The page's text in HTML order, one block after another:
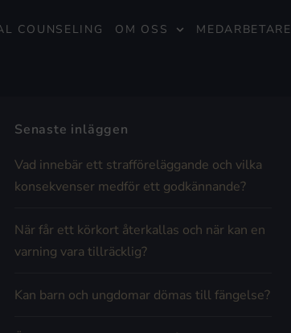
COUNSELING OM OSS MEDARBETARE
Senaste inläggen
Vad innebär ett strafföreläggande och vilka
konsekvenser medför ett godkännande?
När får ett körkort återkallas och när kan en
varning vara tillräcklig?
Kan barn och ungdomar dömas till fängelse?